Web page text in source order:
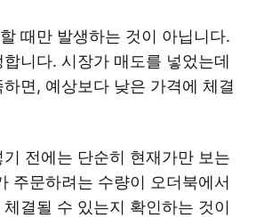
때만 발생하는 것이 아닙니다.
니다. 시장가 매도를 넣었는데
면, 예상보다 낮은 가격에 체결
전에는 단순히 현재가만 보는
주문하려는 수량이 오더북에서
결될 수 있는지 확인하는 것이